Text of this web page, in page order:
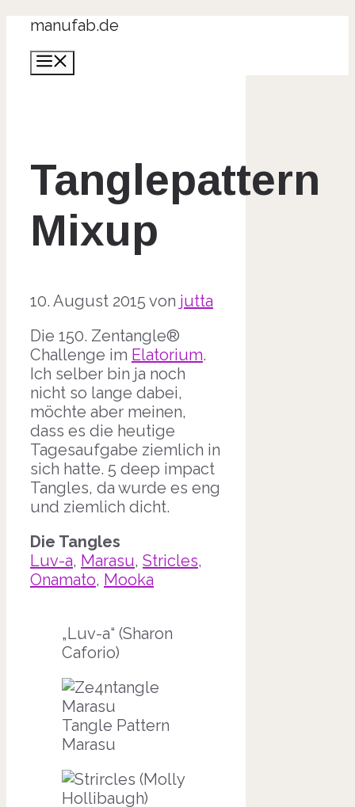
Zum
springen
manufab.de
Tanglepattern
Mixup
10. August 2015 von jutta
Die 150. Zentangle®
Challenge im Elatorium.
Ich selber bin ja noch
nicht so lange dabei,
möchte aber meinen,
dass es die heutige
Tagesaufgabe ziemlich in
sich hatte. 5 deep impact
Tangles, da wurde es eng
und ziemlich dicht.
Die Tangles
Luv-a, Marasu, Stricles,
Onamato, Mooka
„Luv-a“ (Sharon
Caforio)
Tangle Pattern
Marasu